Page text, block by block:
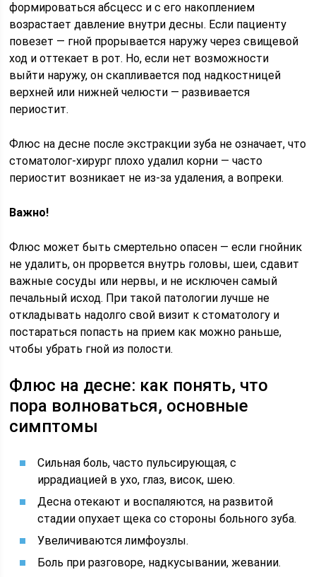
формироваться абсцесс и с его накоплением
возрастает давление внутри десны. Если пациенту
повезет — гной прорывается наружу через свищевой
ход и оттекает в рот. Но, если нет возможности
выйти наружу, он скапливается под надкостницей
верхней или нижней челюсти — развивается
периостит.
Флюс на десне после экстракции зуба не означает, что
стоматолог-хирург плохо удалил корни — часто
периостит возникает не из-за удаления, а вопреки.
Важно!
Флюс может быть смертельно опасен — если гнойник
не удалить, он прорвется внутрь головы, шеи, сдавит
важные сосуды или нервы, и не исключен самый
печальный исход. При такой патологии лучше не
откладывать надолго свой визит к стоматологу и
постараться попасть на прием как можно раньше,
чтобы убрать гной из полости.
Флюс на десне: как понять, что
пора волноваться, основные
симптомы
Сильная боль, часто пульсирующая, с
иррадиацией в ухо, глаз, висок, шею.
Десна отекают и воспаляются, на развитой
стадии опухает щека со стороны больного зуба.
Увеличиваются лимфоузлы.
Боль при разговоре, надкусывании, жевании.